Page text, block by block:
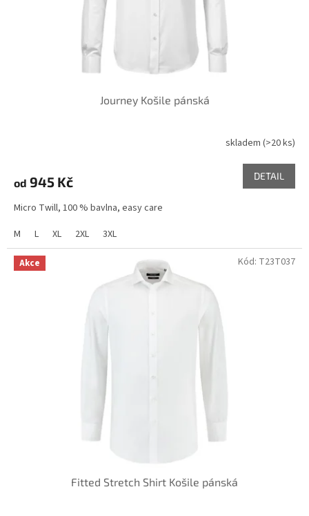
Journey Košile pánská
skladem (>20 ks)
od 945 Kč DETAIL
Micro Twill, 100 % bavlna, easy care
M
L XL 2XL 3XL
Akce
Fitted Stretch Shirt Košile pánská
Kód: T23T037